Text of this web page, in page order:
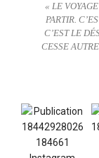
« LE
PARTIR.
C’EST LE
CESSE